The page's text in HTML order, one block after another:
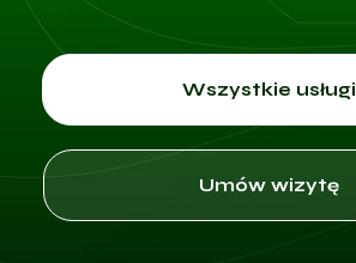
Wszystkie usługi
Umów wizytę